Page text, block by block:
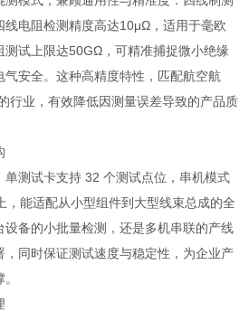
线电阻检测精度高达10μΩ，适用于毫欧
测试上限达50GΩ，可精准捕捉微小绝缘
安全。这种高精度特性，匹配航空航
行业，有效降低因测量误差导致的产品质
单测试卡支持 32 个测试点位，串机模式
，能适配从小型组件到大型线束总成的全
备的小批量检测，还是多机串联的产线
，同时保证测试速度与稳定性，为企业产